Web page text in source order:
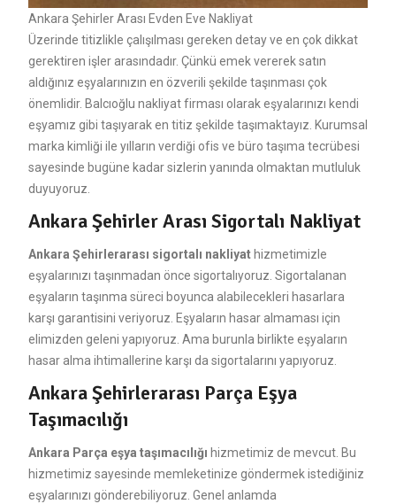
Ankara Şehirler Arası Evden Eve Nakliyat
Üzerinde titizlikle çalışılması gereken detay ve en çok dikkat
gerektiren işler arasındadır. Çünkü emek vererek satın
aldığınız eşyalarınızın en özverili şekilde taşınması çok
önemlidir. Balcıoğlu nakliyat firması olarak eşyalarınızı kendi
eşyamız gibi taşıyarak en titiz şekilde taşımaktayız. Kurumsal
marka kimliği ile yılların verdiği ofis ve büro taşıma tecrübesi
sayesinde bugüne kadar sizlerin yanında olmaktan mutluluk
duyuyoruz.
Ankara Şehirler Arası Sigortalı Nakliyat
Ankara Şehirlerarası sigortalı nakliyathizmetimizle
eşyalarınızı taşınmadan önce sigortalıyoruz. Sigortalanan
eşyaların taşınma süreci boyunca alabilecekleri hasarlara
karşı garantisini veriyoruz. Eşyaların hasar almaması için
elimizden geleni yapıyoruz. Ama burunla birlikte eşyaların
hasar alma ihtimallerine karşı da sigortalarını yapıyoruz.
Ankara Şehirlerarası Parça Eşya
Taşımacılığı
Ankara Parça eşya taşımacılığı hizmetimiz de mevcut. Bu
hizmetimiz sayesinde memleketinize göndermek istediğiniz
eşyalarınızı gönderebiliyoruz. Genel anlamda